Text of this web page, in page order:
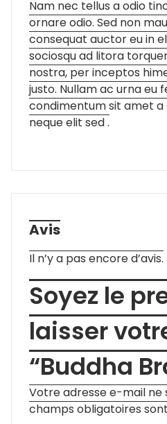
Nam nec tellus a odio
ornare odio. Sed non
consequat auctor eu in
sociosqu ad litora
nostra, per inceptos
justo. Nullam ac urna eu
condimentum sit amet a
neque elit sed .
Avis
Il n’y a pas encore d’avis.
Soyez le
laisser
“Buddha
Votre adresse e-mail ne
champs obligatoires